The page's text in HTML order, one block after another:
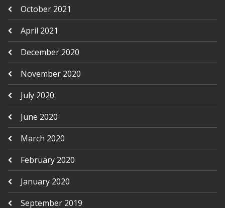
October 2021
April 2021
December 2020
November 2020
July 2020
June 2020
March 2020
February 2020
January 2020
September 2019